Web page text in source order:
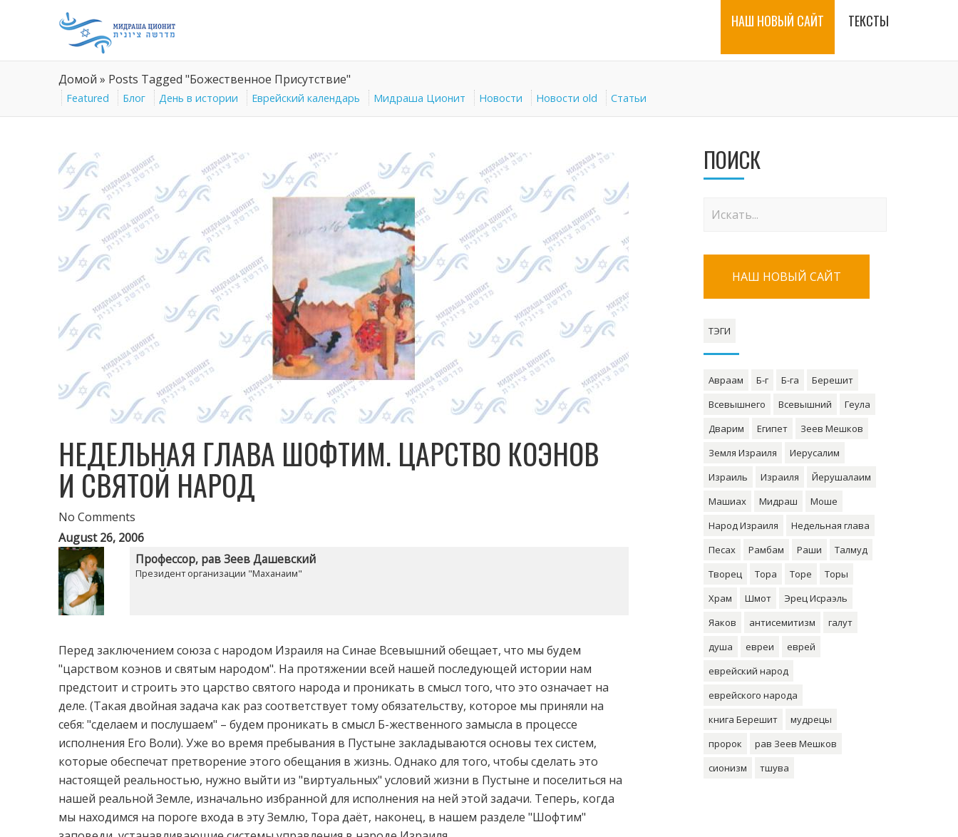
НАШ НОВЫЙ САЙТ ТЕКСТЫ
Домой » Posts Tagged "Божественное Присутствие"
Featured Блог День в истории Еврейский календарь Мидраша Ционит Новости Новости old Статьи
НЕДЕЛЬНАЯ ГЛАВА ШОФТИМ. ЦАРСТВО КОЭНОВ
И СВЯТОЙ НАРОД
No Comments
August 26, 2006
Профессор, рав Зеев Дашевский
Президент организации "Маханаим"
Перед заключением союза с народом Израиля на Синае Всевышний обещает, что мы будем
"царством коэнов и святым народом". На протяжении всей нашей последующей истории нам
предстоит и строить это царство святого народа и проникать в смысл того, что это означает на
деле. (Такая двойная задача как раз соответствует тому обязательству, которое мы приняли на
себя: "сделаем и послушаем" – будем проникать в смысл Б-жественного замысла в процессе
исполнения Его Воли). Уже во время пребывания в Пустыне закладываются основы тех систем,
которые обеспечат претворение этого обещания в жизнь. Однако для того, чтобы сделать это
настоящей реальностью, нужно выйти из "виртуальных" условий жизни в Пустыне и поселиться на
нашей реальной Земле, изначально избранной для исполнения на ней этой задачи. Теперь, когда
мы находимся на пороге входа в эту Землю, Тора даёт, наконец, в нашем разделе "Шофтим"
ПОИСК
НАШ НОВЫЙ САЙТ
ТЭГИ
Авраам Б-г Б-га
Берешит
Всевышнего
Всевышний
Геула
Дварим
Египет
Зеев Мешков
Земля Израиля
Иерусалим
Израиль
Израиля
Йерушалаим
Машиах
Мидраш
Моше
Народ Израиля
Недельная глава
Песах
Рамбам Раши
Талмуд
Творец
Тора Торе
Торы
Храм
Шмот
Эрец Исраэль
Яаков
антисемитизм
галут
душа
евреи
еврей
еврейский народ
еврейского народа
книга Берешит
мудрецы
пророк
рав Зеев Мешков
сионизм
тшува